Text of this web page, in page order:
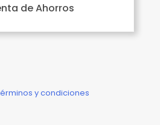
de Ahorros
y condiciones